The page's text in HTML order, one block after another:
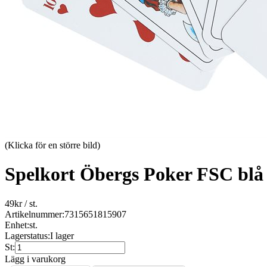
(Klicka för en större bild)
Spelkort Öbergs Poker FSC
49kr/ st.
Artikelnummer:7315651815907
Enhet:st.
Lagerstatus:I lager
St:
Lägg i varukorg